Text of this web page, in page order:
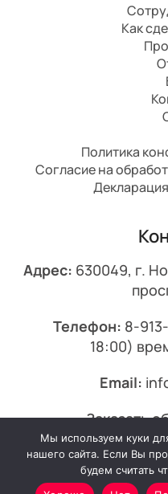
Как
Политика
Согласие на
Адрес: 630049, г.
Телефон: 8-
18:00)
Email:
Заказать
©
Мы используем куки
нашего сайта. Если Вы
будем считать